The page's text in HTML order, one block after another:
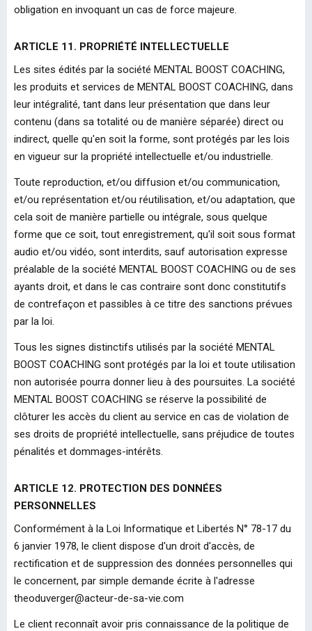
obligation en invoquant un cas de force majeure.
ARTICLE 11. PROPRIÉTÉ INTELLECTUELLE
Les sites édités par la société MENTAL BOOST COACHING,
les produits et services de MENTAL BOOST COACHING, dans
leur intégralité, tant dans leur présentation que dans leur
contenu (dans sa totalité ou de manière séparée) direct ou
indirect, quelle qu'en soit la forme, sont protégés par les lois
en vigueur sur la propriété intellectuelle et/ou industrielle.
Toute reproduction, et/ou diffusion et/ou communication,
et/ou représentation et/ou réutilisation, et/ou adaptation, que
cela soit de manière partielle ou intégrale, sous quelque
forme que ce soit, tout enregistrement, qu'il soit sous format
audio et/ou vidéo, sont interdits, sauf autorisation expresse
préalable de la société MENTAL BOOST COACHING ou de ses
ayants droit, et dans le cas contraire sont donc constitutifs
de contrefaçon et passibles à ce titre des sanctions prévues
par la loi.
Tous les signes distinctifs utilisés par la société MENTAL
BOOST COACHING sont protégés par la loi et toute utilisation
non autorisée pourra donner lieu à des poursuites. La société
MENTAL BOOST COACHING se réserve la possibilité de
clôturer les accès du client au service en cas de violation de
ses droits de propriété intellectuelle, sans préjudice de toutes
pénalités et dommages-intérêts.
ARTICLE 12. PROTECTION DES DONNÉES
PERSONNELLES
Conformément à la Loi Informatique et Libertés N° 78-17 du
6 janvier 1978, le client dispose d'un droit d'accès, de
rectification et de suppression des données personnelles qui
le concernent, par simple demande écrite à l'adresse
theoduverger@acteur-de-sa-vie.com
Le client reconnaît avoir pris connaissance de la politique de